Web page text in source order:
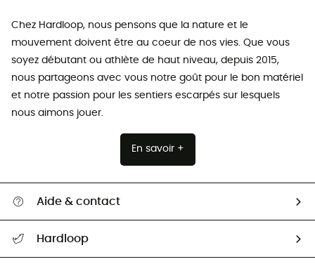
Chez Hardloop, nous pensons que la nature et le
mouvement doivent être au coeur de nos vies. Que vous
soyez débutant ou athlète de haut niveau, depuis 2015,
nous partageons avec vous notre goût pour le bon matériel
et notre passion pour les sentiers escarpés sur lesquels
nous aimons jouer.
En savoir +
Aide & contact
Retour & remboursement
Hardloop